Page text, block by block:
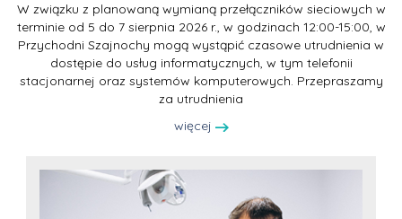
W związku z planowaną wymianą przełączników sieciowych w
terminie od 5 do 7 sierpnia 2026 r., w godzinach 12:00-15:00, w
Przychodni Szajnochy mogą wystąpić czasowe utrudnienia w
dostępie do usług informatycznych, w tym telefonii
stacjonarnej oraz systemów komputerowych. Przepraszamy
za utrudnienia
więcej